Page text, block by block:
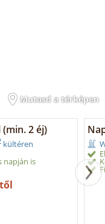
Mutasd a térképen
2 éj)
kültéren
napján is